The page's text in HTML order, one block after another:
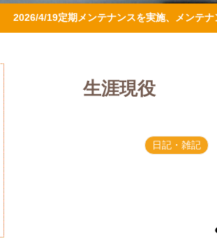
2026/4/19定期メンテナンスを実施、メンテ
生涯現役
日記・雑記